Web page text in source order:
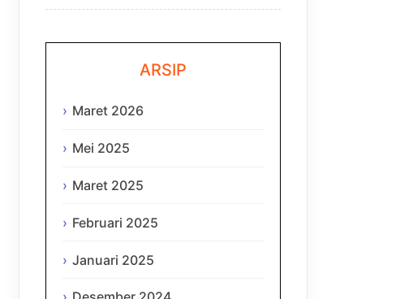
ARSIP
Maret 2026
Mei 2025
Maret 2025
Februari 2025
Januari 2025